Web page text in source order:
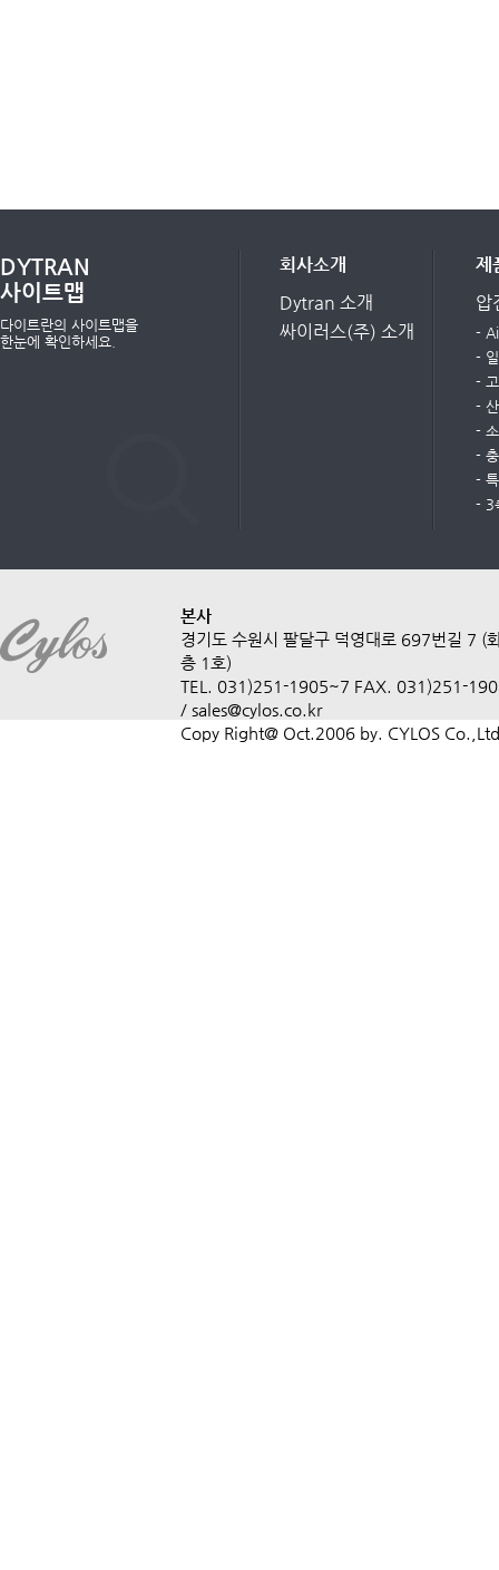
DYTRAN
사이트맵
다이트란의 사이트맵을
한눈에 확인하세요.
회사소개
Dytran 소개
싸이러스(주) 소개
제
압
-
-
-
-
-
-
-
- 3
본사
경기도 수원시 팔달구 덕영대로 697번길 7 (
층 1호)
TEL. 031)251-1905~7 FAX. 031)251-
/ sales@cylos.co.kr
Copy Right@ Oct.2006 by. CYLOS